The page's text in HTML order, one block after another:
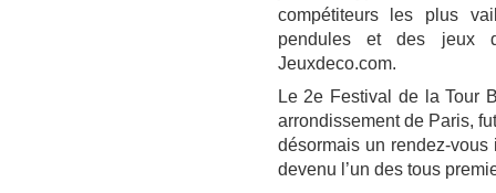
compétiteurs les plus
pendules et des jeux
Jeuxdeco.com.
Le 2e Festival de la Tour
arrondissement de Paris,
désormais un rendez-
devenu l’un des tous